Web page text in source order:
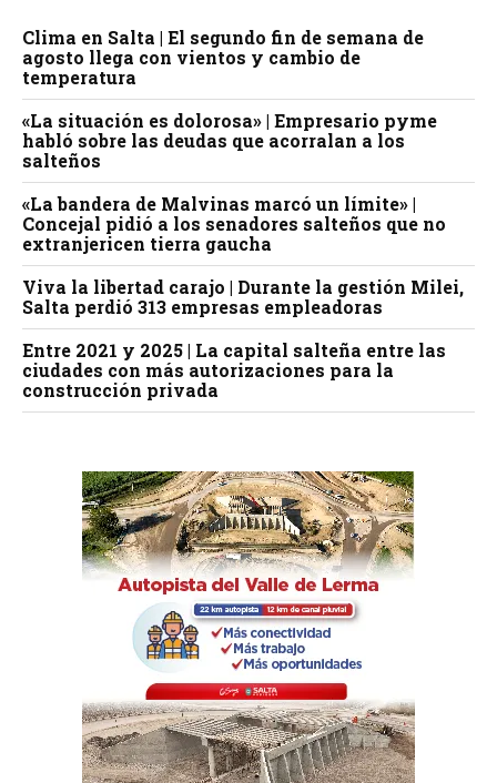
Clima en Salta | El segundo fin de semana de
agosto llega con vientos y cambio de
temperatura
«La situación es dolorosa» | Empresario pyme
habló sobre las deudas que acorralan a los
salteños
«La bandera de Malvinas marcó un límite» |
Concejal pidió a los senadores salteños que no
extranjericen tierra gaucha
Viva la libertad carajo | Durante la gestión Milei,
Salta perdió 313 empresas empleadoras
Entre 2021 y 2025 | La capital salteña entre las
ciudades con más autorizaciones para la
construcción privada